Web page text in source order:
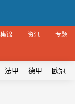
集锦 资讯 专题
法甲 德甲 欧冠